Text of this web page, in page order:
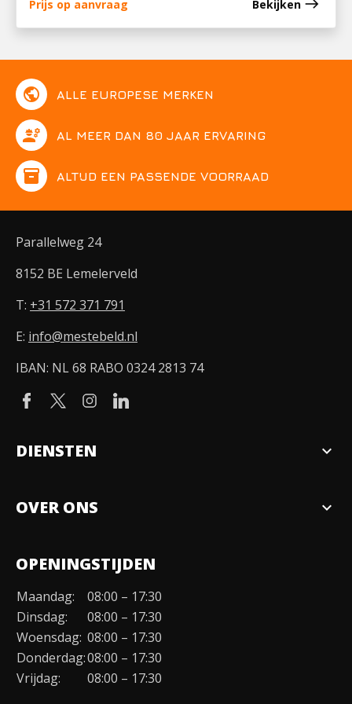
Prijs op aanvraag Bekijken east
public ALLE EUROPESE MERKEN
engineering AL MEER DAN 80 JAAR ERVARING
inventory ALTIJD EEN PASSENDE VOORRAAD
Parallelweg 24
8152 BE Lemelerveld
T: +31 572 371 791
E: info@mestebeld.nl
IBAN: NL 68 RABO 0324 2813 74
DIENSTEN expand_more
OVER ONS expand_more
Organisatie
Duurzaamheid
Werken bij
Contact
OPENINGSTIJDEN
Maandag:
08:00 – 17:30
Dinsdag:
08:00 – 17:30
Woensdag: 08:00 – 17:30
Donderdag:08:00 – 17:30
Vrijdag:
08:00 – 17:30